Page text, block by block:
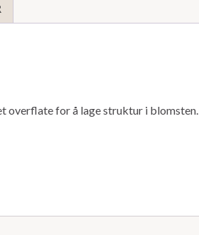
overflate for å lage struktur i blomsten.